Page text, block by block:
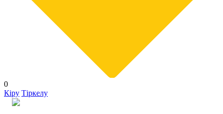
0
Кіру Тіркелу